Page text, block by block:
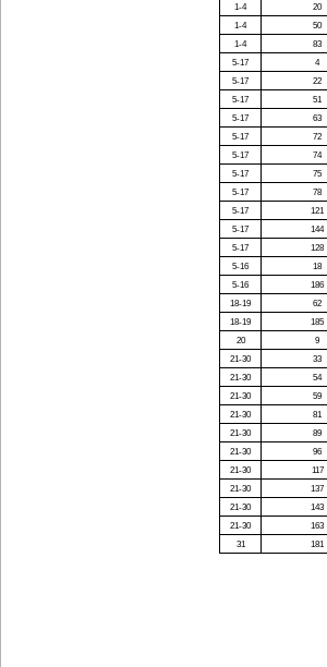
1-4
20
1-4
50
1-4
83
5-17
4
5-17
22
5-17
51
5-17
63
5-17
72
5-17
74
5-17
75
5-17
78
5-17
121
5-17
144
5-17
128
5-16
18
5-16
186
18-19
62
18-19
185
20
9
21-30
33
21-30
54
21-30
59
21-30
81
21-30
89
21-30
96
21-30
117
21-30
137
21-30
143
21-30
163
31
181